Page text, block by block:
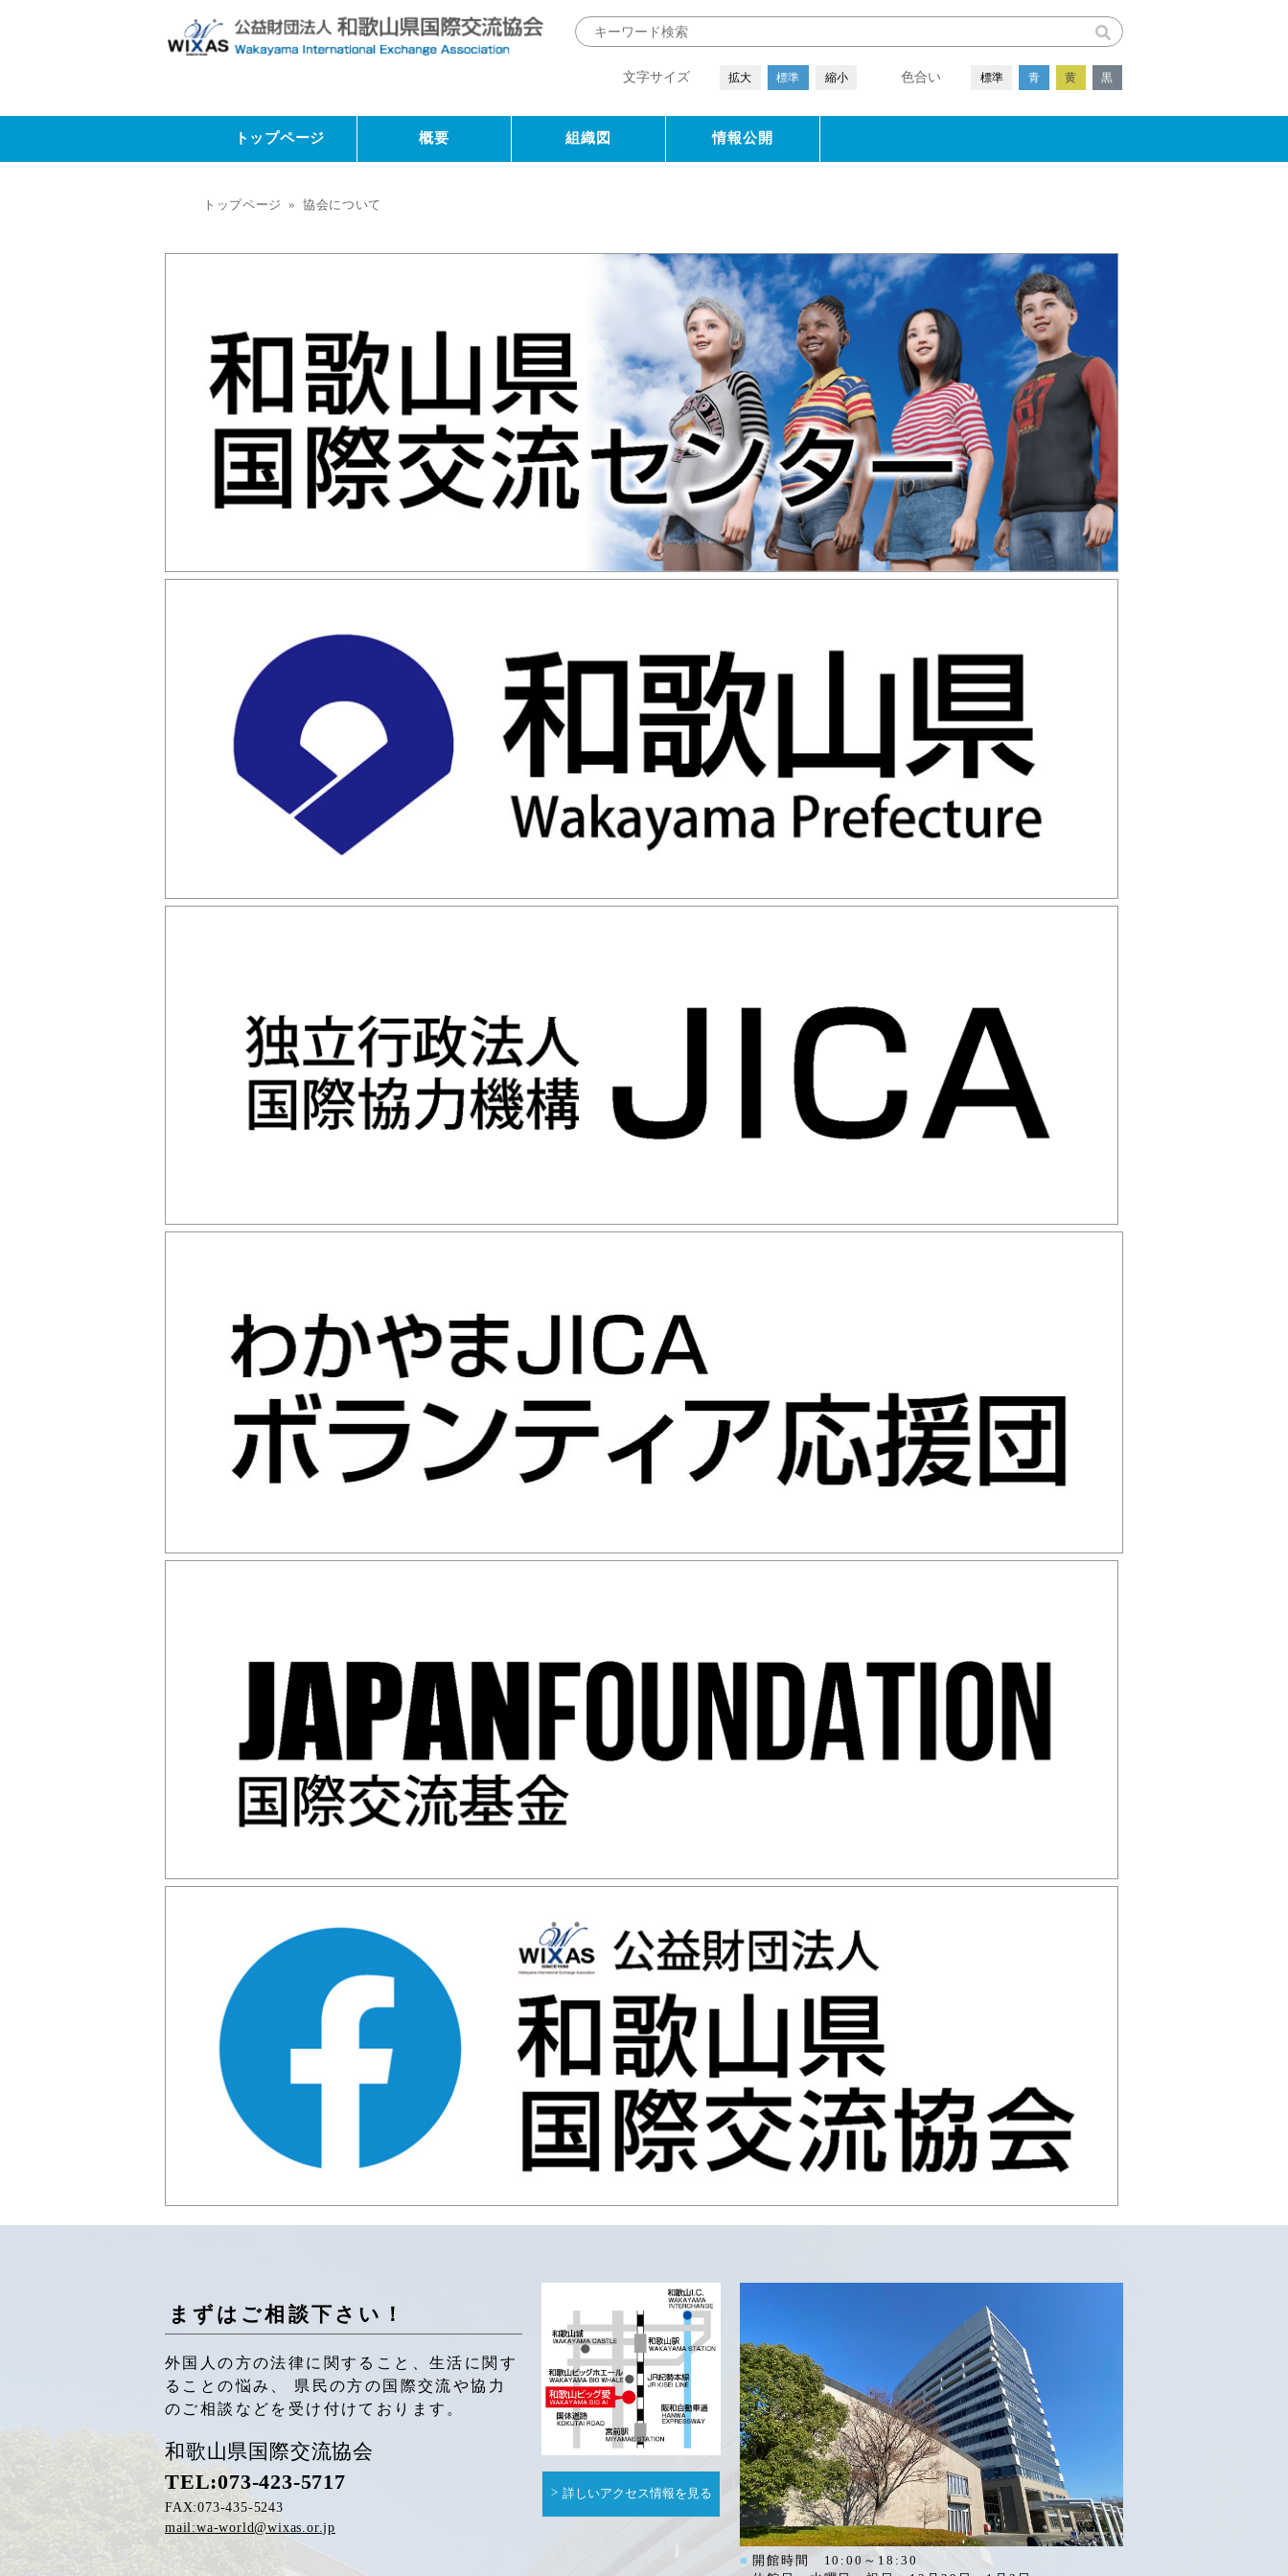
文字サイズ 拡大 標準 縮小 色合い 標準 青 黄 黒
トップページ 概要 組織図 情報公開
トップページ »協会について
まずはご相談下さい！
外国人の方の法律に関すること、生活に関す
ることの悩み、 県民の方の国際交流や協力
のご相談などを受け付けております。
和歌山県国際交流協会
TEL:073-423-5717
FAX:073-435-5243
mail:wa-world@wixas.or.jp
詳しいアクセス情報を見る
開館時間 10:00～18:30